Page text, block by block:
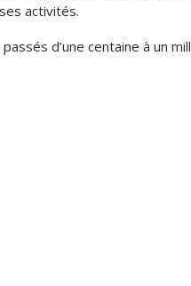
activités.
d’une centaine à un